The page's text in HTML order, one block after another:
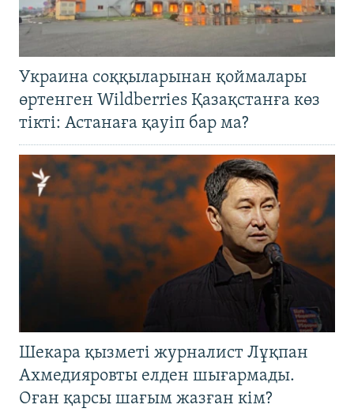
Украина соққыларынан қоймалары
өртенген Wildberries Қазақстанға көз
тікті: Астанаға қауіп бар ма?
Шекара қызметі журналист Лұқпан
Ахмедияровты елден шығармады.
Оған қарсы шағым жазған кім?